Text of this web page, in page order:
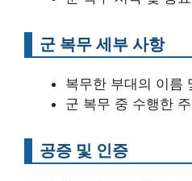
군 복무 세부 사항
복무한 부대의 이름
군 복무 중 수행한
공증 및 인증